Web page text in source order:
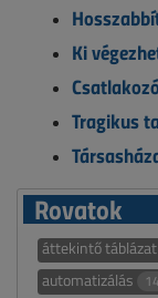
Ki
Tragikus
Rovatok
áttekintő táblázat
automatizálás 14